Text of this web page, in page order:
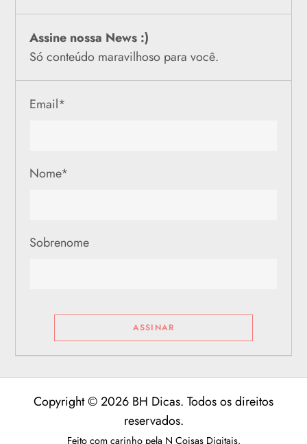
Assine nossa News :)
Só conteúdo maravilhoso para você.
Email*
Nome*
Sobrenome
Copyright © 2026 BH Dicas. Todos os direitos
reservados.
Feito com carinho pela N Coisas Digitais.